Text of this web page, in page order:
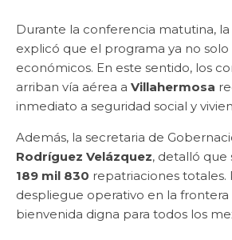
Durante la conferencia matutina,
explicó que el programa ya no
económicos. En este sentido, los
arriban vía aérea a Villahermosa
inmediato a seguridad social y
Además, la secretaria de
Rodríguez Velázquez, detalló que
189 mil 830 repatriaciones totales.
despliegue operativo en la frontera
bienvenida digna para todos los